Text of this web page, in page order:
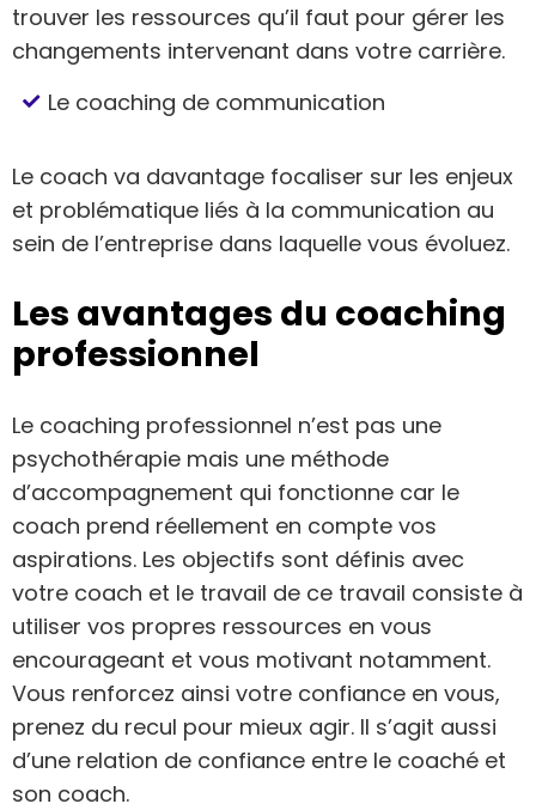
trouver les ressources qu’il faut pour gérer les
changements intervenant dans votre carrière.
Le coaching de communication
Le coach va davantage focaliser sur les enjeux
et problématique liés à la communication au
sein de l’entreprise dans laquelle vous évoluez.
Les avantages du coaching
professionnel
Le coaching professionnel n’est pas une
psychothérapie mais une méthode
d’accompagnement qui fonctionne car le
coach prend réellement en compte vos
aspirations. Les objectifs sont définis avec
votre coach et le travail de ce travail consiste à
utiliser vos propres ressources en vous
encourageant et vous motivant notamment.
Vous renforcez ainsi votre confiance en vous,
prenez du recul pour mieux agir. Il s’agit aussi
d’une relation de confiance entre le coaché et
son coach.